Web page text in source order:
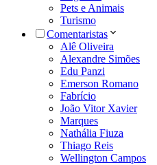
Pets e Animais
Turismo
Comentaristas
Alê Oliveira
Alexandre Simões
Edu Panzi
Emerson Romano
Fabrício
João Vitor Xavier
Marques
Nathália Fiuza
Thiago Reis
Wellington Campos